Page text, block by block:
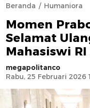
Beranda Humaniora
Momen
Selamat
Mahasiswi
megapolitanco
Rabu, 25 Februari 2026